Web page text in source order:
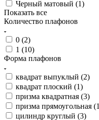
Черный матовый (1)
Показать все
Количество плафонов
0 (2)
1 (10)
Форма плафонов
квадрат выпуклый (2)
квадрат плоский (1)
призма квадратная (3)
призма прямоугольная (1
цилиндр круглый (3)